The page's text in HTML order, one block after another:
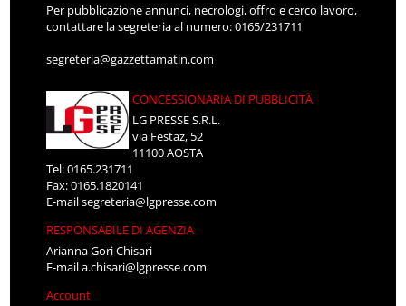
Per pubblicazione annunci, necrologi, offro e cerco lavoro,
contattare la segreteria al numero: 0165/231711
segreteria@gazzettamatin.com
CONCESSIONARIA DI PUBBLICITÀ
LG PRESSE S.R.L.
via Festaz, 52
11100 AOSTA
Tel: 0165.231711
Fax: 0165.1820141
E-mailsegreteria@lgpresse.com
RESPONSABILE DI AGENZIA
Arianna Gori Chisari
E-maila.chisari@lgpresse.com
Account